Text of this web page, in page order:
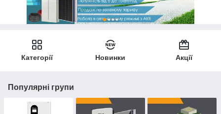
Категорії Новинки Акції
Популярні групи